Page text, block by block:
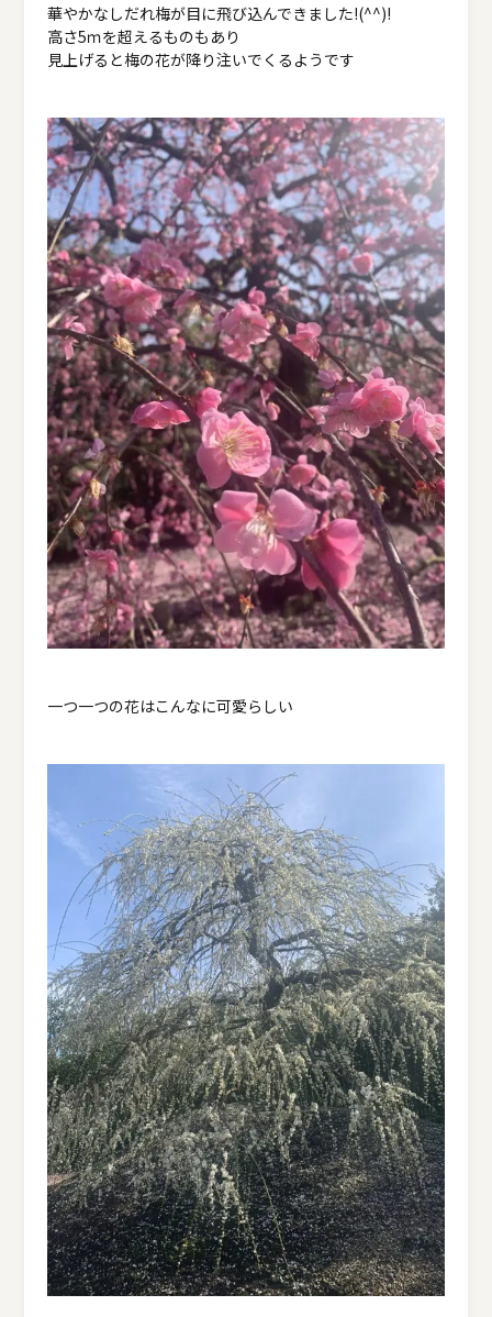
華やかなしだれ梅が目に飛び込んできました!(^^)!
高さ5ｍを超えるものもあり
見上げると梅の花が降り注いでくるようです
一つ一つの花はこんなに可愛らしい